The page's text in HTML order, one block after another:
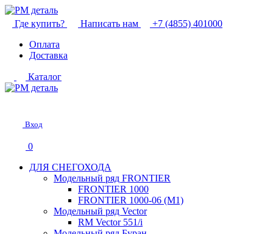
Где купить? Написать нам
+7 (4855) 401000
Оплата
Доставка
Каталог
Вход
0
ДЛЯ СНЕГОХОДА
Модельный ряд FRONTIER
FRONTIER 1000
FRONTIER 1000-06 (М1)
Модельный ряд Vector
RM Vector 551/i